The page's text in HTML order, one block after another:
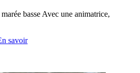
basse Avec une animatrice,
savoir